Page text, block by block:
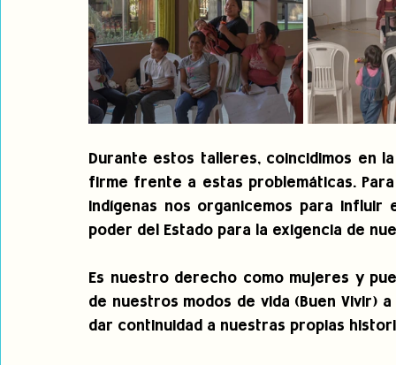
Durante estos talleres, coincidimos en
firme frente a estas problemáticas.
indígenas nos organicemos para
poder del Estado para la exigencia de
Es nuestro derecho como mujeres y
de nuestros modos de vida (Buen Vivir)
dar continuidad a nuestras propias